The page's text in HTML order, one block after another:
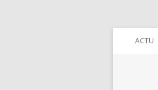
ACTU